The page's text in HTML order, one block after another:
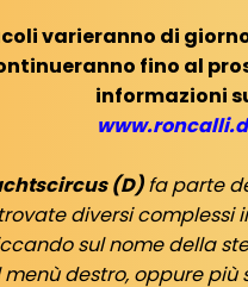
varieranno di
fino al
informazioni
(D)fa parte
diversi complessi
sul nome della
destro, oppure più